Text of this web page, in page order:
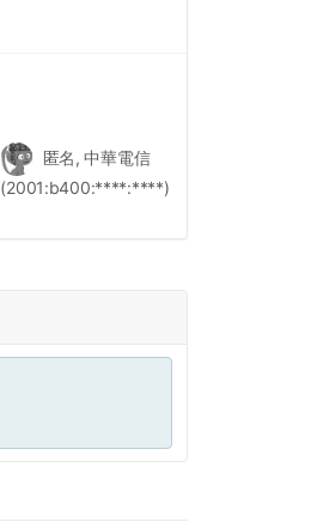
匿名, 中華電信
(2001:b400:****:****)